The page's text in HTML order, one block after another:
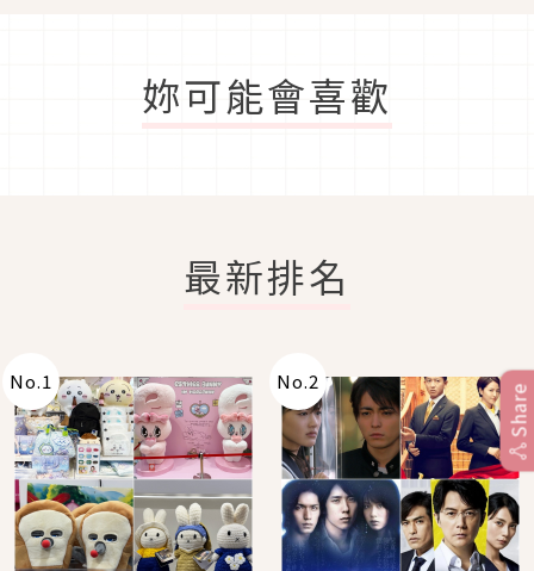
妳可能會喜歡
最新排名
No.1 No.2
Share